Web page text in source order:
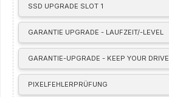
SSD UPGRADE SLOT 1
GARANTIE UPGRADE - LAUFZEIT/-LEVEL
GARANTIE-UPGRADE - KEEP YOUR DRIVE
PIXELFEHLERPRÜFUNG